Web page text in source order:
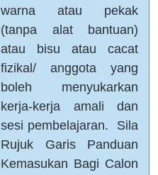
warna atau pekak
(tanpa alat bantuan)
atau bisu atau cacat
fizikal/ anggota yang
boleh menyukarkan
kerja-kerja amali dan
sesi pembelajaran. Sila
Rujuk Garis Panduan
Kemasukan Bagi Calon